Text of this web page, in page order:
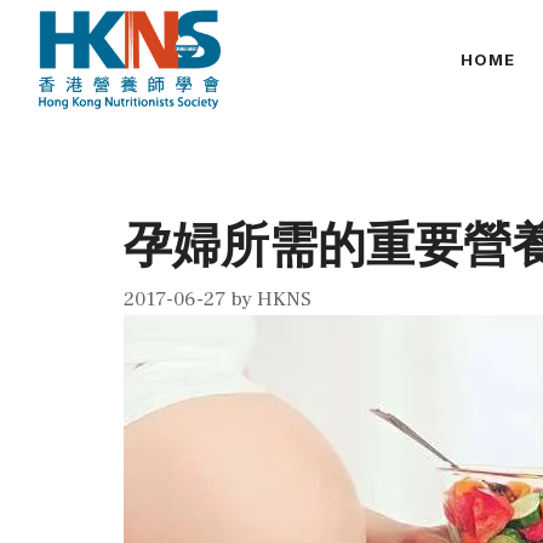
Skip
content
HOME
孕婦所需的重要營
2017-06-27 byHKNS